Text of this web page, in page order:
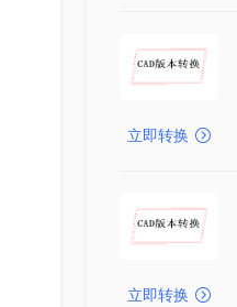
立即转换
立即转换